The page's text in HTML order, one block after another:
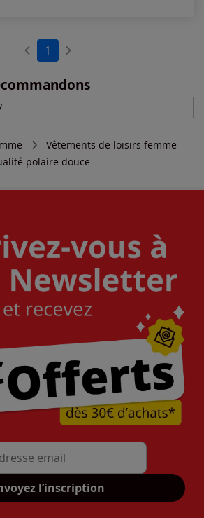
1
Vêtements de loisirs femme
polaire douce
Mon adresse mail
l’inscription